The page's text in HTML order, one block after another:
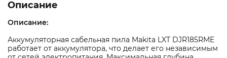
Описание
Описание:
Аккумуляторная сабельная пила Makita LXT DJR185RME
работает от аккумулятора, что делает его независимым